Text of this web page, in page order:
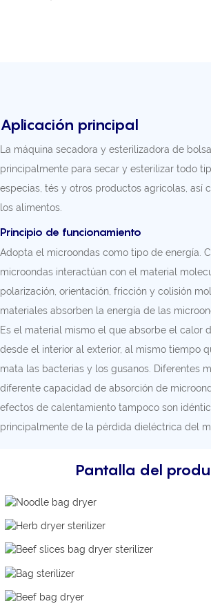
Aplicación principal
La máquina secadora y esterilizadora de
principalmente para secar y esterilizar todo
especias, tés y otros productos agrícolas, así
los alimentos.
Principio de funcionamiento
Adopta el microondas como tipo de energía.
microondas interactúan con el material
polarización, orientación, fricción y colisión
materiales absorben la energía de las
Es el material mismo el que absorbe el calor
desde el interior al exterior, al mismo tiempo
mata las bacterias y los gusanos. Diferentes
diferente capacidad de absorción de
efectos de calentamiento tampoco son
principalmente de la pérdida dieléctrica del
Pantalla del